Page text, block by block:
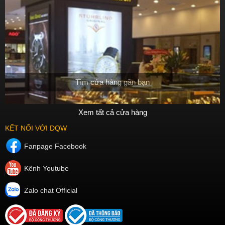
lưu ý rằng giá thành cao không đồng nghĩa với chất lượng tốt.
Khi mua đồng hồ nữ chính hãng, bạn cần phải tìm hiểu kỹ các thông
tin về sản phẩm, thương hiệu và địa chỉ bán đồng hồ để chắc chắn
được sự uy tín và chất lượng của sản phẩm. Việc chọn mua đồng hồ
nữ chính hãng phù hợp sẽ giúp bạn tự tin và thăng hoa hơn với món
phụ kiện thời trang của mình.
Tìm cửa hàng gần bạn
Xem tất cả cửa hàng
KẾT NỐI VỚI DQW
Fanpage Facebook
Kênh Youtube
Zalo chat Official